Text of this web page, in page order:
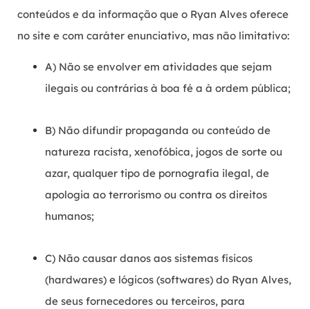
conteúdos e da informação que o Ryan Alves oferece
no site e com caráter enunciativo, mas não limitativo:
A) Não se envolver em atividades que sejam
ilegais ou contrárias à boa fé a à ordem pública;
B) Não difundir propaganda ou conteúdo de
natureza racista, xenofóbica, jogos de sorte ou
azar, qualquer tipo de pornografia ilegal, de
apologia ao terrorismo ou contra os direitos
humanos;
C) Não causar danos aos sistemas físicos
(hardwares) e lógicos (softwares) do Ryan Alves,
de seus fornecedores ou terceiros, para